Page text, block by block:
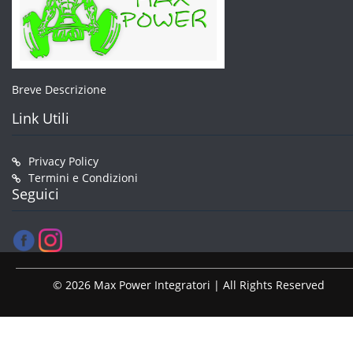
Breve Descrizione
Link Utili
Privacy Policy
Termini e Condizioni
Seguici
© 2026 Max Power Integratori | All Rights Reserved